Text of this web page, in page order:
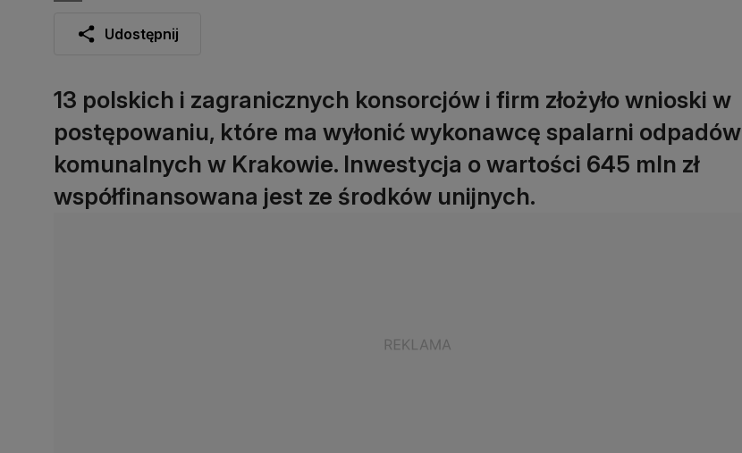
Udostępnij
13 polskich i zagranicznych konsorcjów i firm złożyło wnioski w
postępowaniu, które ma wyłonić wykonawcę spalarni odpadów
komunalnych w Krakowie. Inwestycja o wartości 645 mln zł
współfinansowana jest ze środków unijnych.